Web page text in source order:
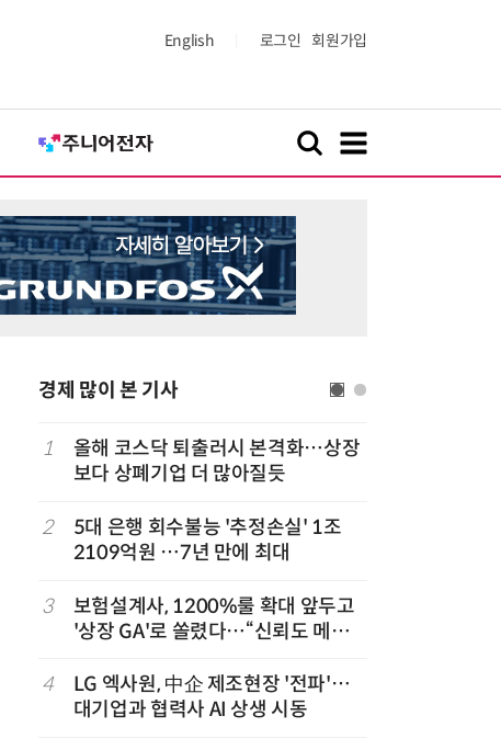
English 로그인 회원가입
경제 많이 본 기사
1
올해 코스닥 퇴출러시 본격화…상장
보다 상폐기업 더 많아질듯
2
5대 은행 회수불능 '추정손실' 1조
2109억원 …7년 만에 최대
3
보험설계사, 1200%룰 확대 앞두고
'상장 GA'로 쏠렸다…“신뢰도 메리
4
LG 엑사원, 中企 제조현장 '전파'…
대기업과 협력사 AI 상생 시동